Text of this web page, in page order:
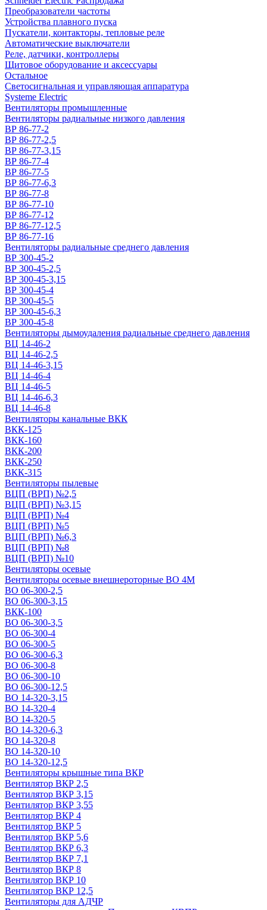
Преобразователи частоты
Устройства плавного пуска
Пускатели, контакторы, тепловые реле
Автоматические выключатели
Реле, датчики, контроллеры
Щитовое оборудование и аксессуары
Остальное
Светосигнальная и управляющая аппаратура
Systeme Electric
Вентиляторы промышленные
Вентиляторы радиальные низкого давления
ВР 86-77-2
ВР 86-77-2,5
ВР 86-77-3,15
ВР 86-77-4
ВР 86-77-5
ВР 86-77-6,3
ВР 86-77-8
ВР 86-77-10
ВР 86-77-12
ВР 86-77-12,5
ВР 86-77-16
Вентиляторы радиальные среднего давления
ВР 300-45-2
ВР 300-45-2,5
ВР 300-45-3,15
ВР 300-45-4
ВР 300-45-5
ВР 300-45-6,3
ВР 300-45-8
Вентиляторы дымоудаления радиальные среднего давления
ВЦ 14-46-2
ВЦ 14-46-2,5
ВЦ 14-46-3,15
ВЦ 14-46-4
ВЦ 14-46-5
ВЦ 14-46-6,3
ВЦ 14-46-8
Вентиляторы канальные ВКК
ВКК-125
ВКК-160
ВКК-200
ВКК-250
ВКК-315
Вентиляторы пылевые
ВЦП (ВРП) №2,5
ВЦП (ВРП) №3,15
ВЦП (ВРП) №4
ВЦП (ВРП) №5
ВЦП (ВРП) №6,3
ВЦП (ВРП) №8
ВЦП (ВРП) №10
Вентиляторы осевые
Вентиляторы осевые внешнероторные ВО 4М
ВО 06-300-2,5
ВО 06-300-3,15
ВКК-100
ВО 06-300-3,5
ВО 06-300-4
ВО 06-300-5
ВО 06-300-6,3
ВО 06-300-8
ВО 06-300-10
ВО 06-300-12,5
ВО 14-320-3,15
ВО 14-320-4
ВО 14-320-5
ВО 14-320-6,3
ВО 14-320-8
ВО 14-320-10
ВО 14-320-12,5
Вентиляторы крышные типа ВКР
Вентилятор ВКР 2,5
Вентилятор ВКР 3,15
Вентилятор ВКР 3,55
Вентилятор ВКР 4
Вентилятор ВКР 5
Вентилятор ВКР 5,6
Вентилятор ВКР 6,3
Вентилятор ВКР 7,1
Вентилятор ВКР 8
Вентилятор ВКР 10
Вентилятор ВКР 12,5
Вентиляторы для АДЧР